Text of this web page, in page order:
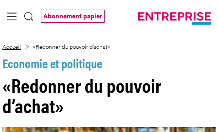
Saut au contenu principal
Abonnement papier
Accueil «Redonner du pouvoir d’achat»
Economie et politique
«Redonner du pouvoir
d’achat»